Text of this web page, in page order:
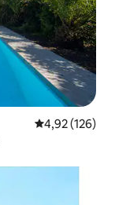
4,92 de uma
4,92 (126)